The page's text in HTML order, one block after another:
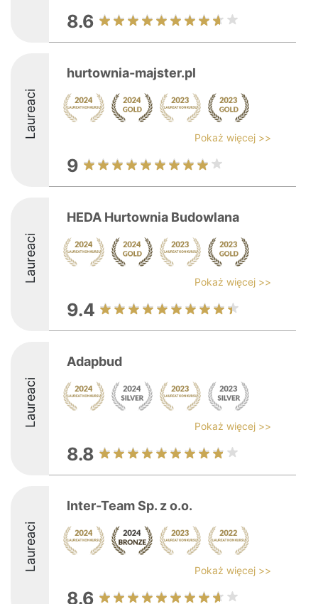
8.6
Laureaci
hurtownia-majster.pl
Pokaż więcej >>
9
Laureaci
HEDA Hurtownia Budowlana
Pokaż więcej >>
9.4
Laureaci
Adapbud
Pokaż więcej >>
8.8
Laureaci
Inter-Team Sp. z o.o.
Pokaż więcej >>
8.6